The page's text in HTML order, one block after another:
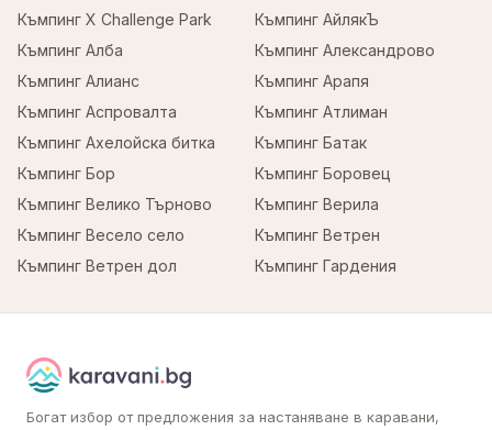
Къмпинг X Challenge Park
Къмпинг АйлякЪ
Къмпинг Алба
Къмпинг Александрово
Къмпинг Алианс
Къмпинг Арапя
Къмпинг Аспровалта
Къмпинг Атлиман
Къмпинг Ахелойска битка
Къмпинг Батак
Къмпинг Бор
Къмпинг Боровец
Къмпинг Велико Търново
Къмпинг Верила
Къмпинг Весело село
Къмпинг Ветрен
Къмпинг Ветрен дол
Къмпинг Гардения
Богат избор от предложения за настаняване в каравани,